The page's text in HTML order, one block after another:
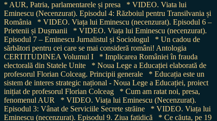
* AUR, Patria, parlamentarele și presa
* VIDEO. Viata lui
Eminescu (Necenzurat). Episodul 4: Războiul pentru Transilvania și
România
* VIDEO. Viața lui Eminescu (necenzurat). Episodul 6 –
Prietenii și Dușmanii
* VIDEO. Viața lui Eminescu (necenzurat).
Episodul 7 – Eminescu Jurnalistul și Sociologul
* Un cadou de
sărbători pentru cei care se mai consideră români! Antologia
CERTITUDINEA Volumul I
* Implicarea României în frauda
electorală din Statele Unite
* Noua Lege a Educației elaborată de
profesorul Florian Colceag. Principii generale
* Educația este un
sistem de interes strategic național - Noua Lege a Educației, proiect
inițiat de profesorul Florian Colceag
* Cum am ratat noi, presa,
fenomenul AUR
* VIDEO. Viața lui Eminescu (Necenzurat).
Episodul 3: Vânat de Serviciile Secrete străine
* VIDEO. Viața lui
Eminescu (necenzurat). Episodul 9. Ziua fatidică
* Ce căuta, pe 19